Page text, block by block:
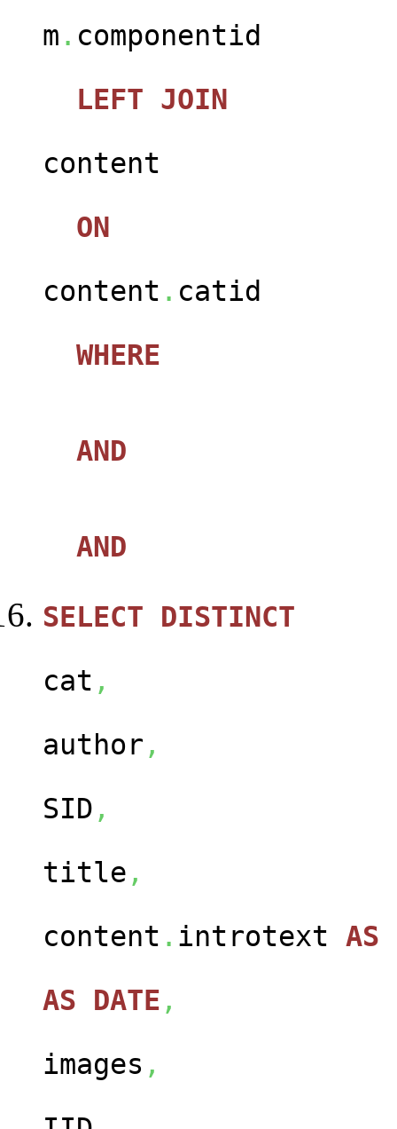
m . componentid
LEFT JOIN
content
ON
content . catid
WHERE
AND
AND
SELECT
DISTINCT
cat ,
author ,
SID ,
title ,
content . introtext AS
AS
DATE ,
images ,